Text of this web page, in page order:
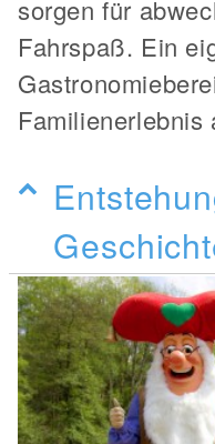
sorgen für
Fahrspaß. Ein
Familienerlebnis